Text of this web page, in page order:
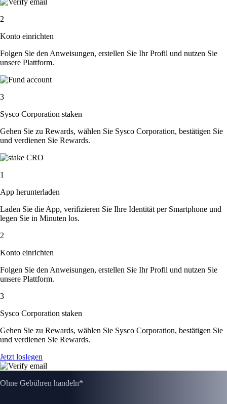
2
Konto einrichten
Folgen Sie den Anweisungen, erstellen Sie Ihr Profil und nutzen Sie
unsere Plattform.
3
Sysco Corporation staken
Gehen Sie zu Rewards, wählen Sie Sysco Corporation, bestätigen Sie
und verdienen Sie Rewards.
1
App herunterladen
Laden Sie die App, verifizieren Sie Ihre Identität per Smartphone und
legen Sie in Minuten los.
2
Konto einrichten
Folgen Sie den Anweisungen, erstellen Sie Ihr Profil und nutzen Sie
unsere Plattform.
3
Sysco Corporation staken
Gehen Sie zu Rewards, wählen Sie Sysco Corporation, bestätigen Sie
und verdienen Sie Rewards.
Jetzt loslegen
Ohne Gebühren handeln*